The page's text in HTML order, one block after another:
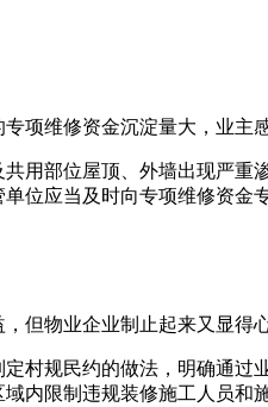
项维修资金沉淀量大，业主
用部位屋顶、外墙出现严
位应当及时向专项维修资
但物业企业制止起来又显得
村规民约的做法，明确通
内限制违规装修施工人员